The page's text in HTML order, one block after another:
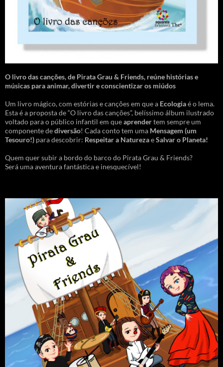
O livro das canções,de Pirata Grau & Friends, reúne histórias e
músicas para animar, divertir e conscientizar os miúdos
Um livro mágico, com estórias e canções em que a Ecologiaé o lema.
Esta é a proposta de “O livro das canções”, belíssimo álbum ilustrado
voltado para o público infantil em queaprendertem sempre um
componente dediversão! Cada conto tem uma Mensagem (um
Tesouro!) para descobrir: Respeitar a NaturezaeSalvar o Planeta!
Quem quer subir a bordo do barco do Pirata Grau & Friends?
Será uma aventura fantástica e inesquecível!